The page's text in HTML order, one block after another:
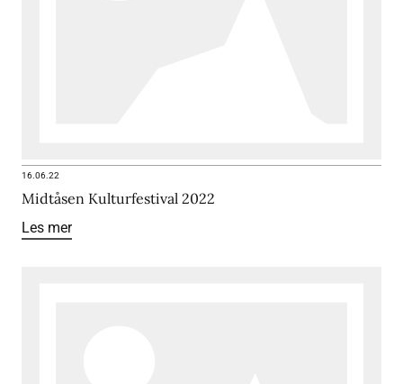
16.06.22
Midtåsen Kulturfestival 2022
Les mer